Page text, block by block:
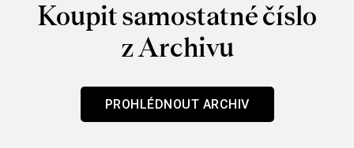
Koupit samostatné číslo
z Archivu
PROHLÉDNOUT ARCHIV